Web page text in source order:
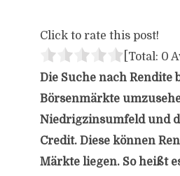
Click to rate this post!
[Total: 0
Die Suche nach
Börsenmärkte
Niedrigzinsumfeld und
Credit. Diese können
Märkte liegen. So heißt